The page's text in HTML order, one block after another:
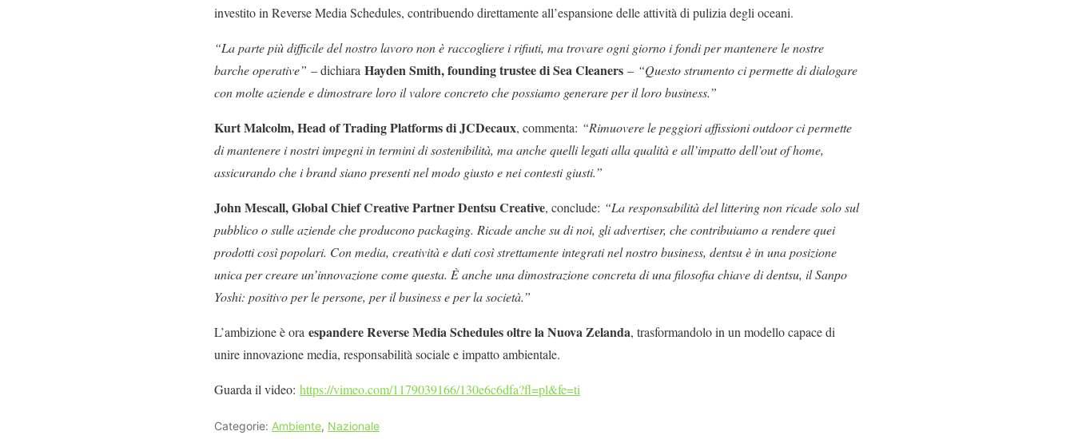
investito in Reverse Media Schedules, contribuendo direttamente all’espansione delle attività di pulizia degli oceani.
“La parte più difficile del nostro lavoro non è raccogliere i rifiuti, ma trovare ogni giorno i fondi per mantenere le nostre
barche operative” – dichiara Hayden Smith, founding trustee di Sea Cleaners – “Questo strumento ci permette di dialogare
con molte aziende e dimostrare loro il valore concreto che possiamo generare per il loro business.”
Kurt Malcolm, Head of Trading Platforms di JCDecaux, commenta: “Rimuovere le peggiori affissioni outdoor ci permette
di mantenere i nostri impegni in termini di sostenibilità, ma anche quelli legati alla qualità e all’impatto dell’out of home,
assicurando che i brand siano presenti nel modo giusto e nei contesti giusti.”
John Mescall, Global Chief Creative Partner Dentsu Creative, conclude: “La responsabilità del littering non ricade solo sul
pubblico o sulle aziende che producono packaging. Ricade anche su di noi, gli advertiser, che contribuiamo a rendere quei
prodotti così popolari. Con media, creatività e dati così strettamente integrati nel nostro business, dentsu è in una posizione
unica per creare un’innovazione come questa. È anche una dimostrazione concreta di una filosofia chiave di dentsu, il Sanpo
Yoshi: positivo per le persone, per il business e per la società.”
L’ambizione è ora espandere Reverse Media Schedules oltre la Nuova Zelanda, trasformandolo in un modello capace di
unire innovazione media, responsabilità sociale e impatto ambientale.
Guarda il video: https://vimeo.com/1179039166/130e6c6dfa?fl=pl&fe=ti
Categorie: Ambiente, Nazionale